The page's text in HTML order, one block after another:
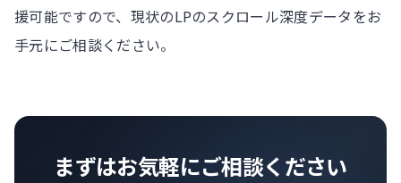
援可能ですので、現状のLPのスクロール深度データをお
手元にご相談ください。
まずはお気軽にご相談ください